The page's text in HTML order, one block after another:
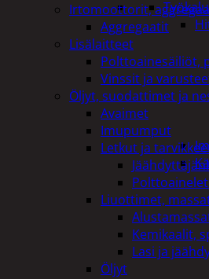
Irtomoottorit,
Aggregaatit
Lisälaitteet
Polttoainesäiliöt,
Vinssit ja
Öljyt, suodattimet ja
Avaimet
Imupumput
Letkut ja
Liuottimet,
Kemikaalit,
Lasi ja
Öljyt